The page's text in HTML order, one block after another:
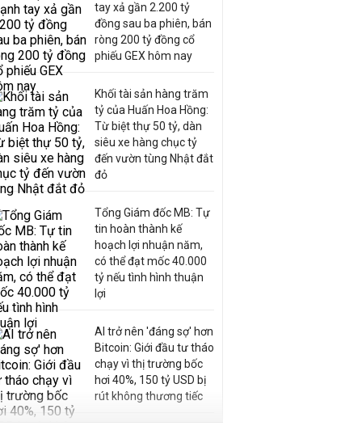
tay xả gần 2.200 tỷ
đồng sau ba phiên, bán
ròng 200 tỷ đồng cổ
phiếu GEX hôm nay
Khối tài sản hàng trăm
tỷ của Huấn Hoa Hồng:
Từ biệt thự 50 tỷ, dàn
siêu xe hàng chục tỷ
đến vườn tùng Nhật đắt
đỏ
Tổng Giám đốc MB: Tự
tin hoàn thành kế
hoạch lợi nhuận năm,
có thể đạt mốc 40.000
tỷ nếu tình hình thuận
lợi
AI trở nên 'đáng sợ' hơn
Bitcoin: Giới đầu tư tháo
chạy vì thị trường bốc
hơi 40%, 150 tỷ USD bị
rút không thương tiếc